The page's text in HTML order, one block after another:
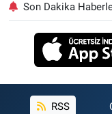
Son Dakika
RSS